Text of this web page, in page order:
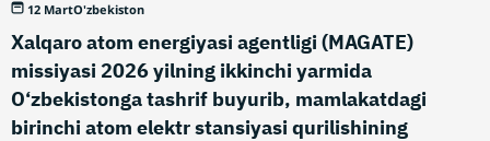
12 MartO'zbekiston
Xalqaro atom energiyasi agentligi (MAGATE)
missiyasi 2026 yilning ikkinchi yarmida
O‘zbekistonga tashrif buyurib, mamlakatdagi
birinchi atom elektr stansiyasi qurilishining